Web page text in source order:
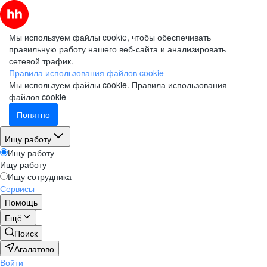
Мы используем файлы cookie, чтобы обеспечивать
правильную работу нашего веб-сайта и анализировать
сетевой трафик.
Правила использования файлов cookie
Мы используем файлы cookie. Правила использования
файлов cookie
Понятно
Ищу работу
Ищу работу
Ищу работу
Ищу сотрудника
Сервисы
Помощь
Ещё
Поиск
Агалатово
Войти